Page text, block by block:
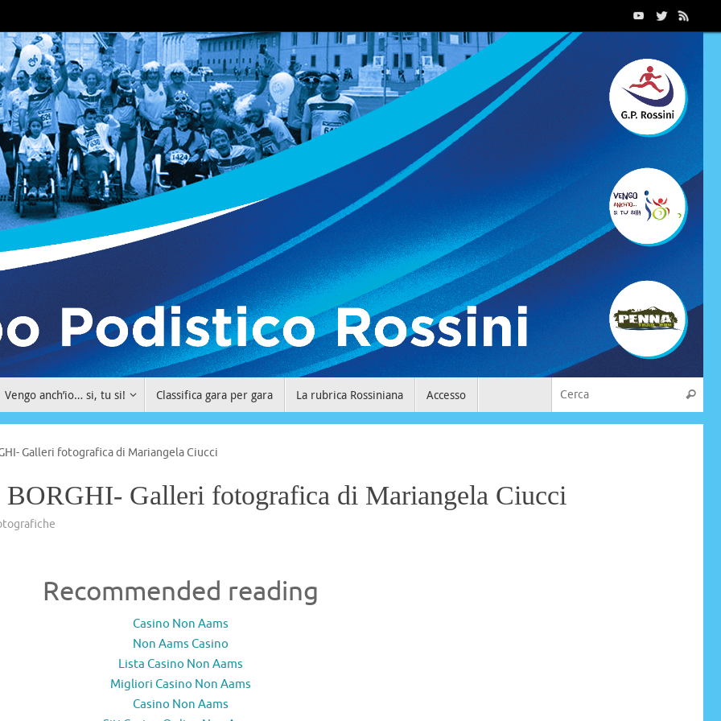
Vengo anch’io… si, tu si! Classifica gara per gara La rubrica Rossiniana Accesso
Galleri fotografica di Mariangela Ciucci
Galleri fotografica di Mariangela Ciucci
Recommended reading
Casino Non Aams
Non Aams Casino
Lista Casino Non Aams
Migliori Casino Non Aams
Casino Non Aams